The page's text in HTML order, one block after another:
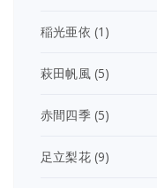
稲光亜依 (1)
萩田帆風(5)
赤間四季(5)
足立梨花(9)